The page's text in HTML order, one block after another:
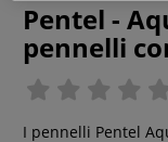
Pentel -
pennelli
I pennelli Pentel